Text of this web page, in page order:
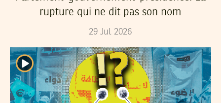
rupture qui ne dit pas son nom
29 Jul 2026